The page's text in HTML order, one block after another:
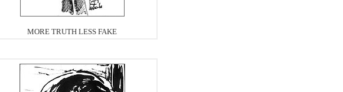
MORE TRUTH LESS FAKE